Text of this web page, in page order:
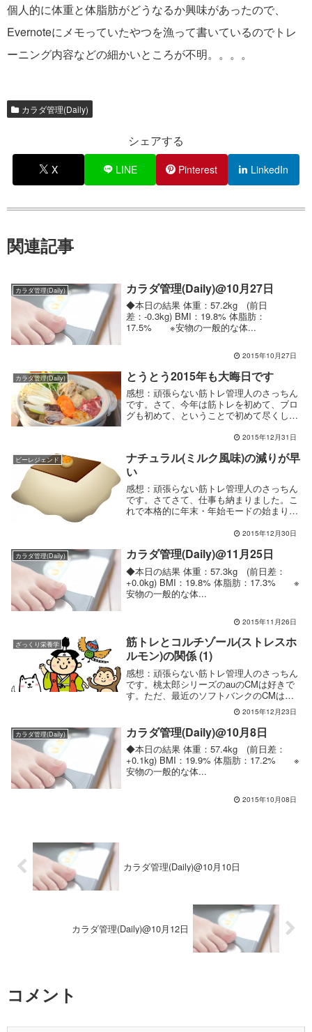
個人的に体重と体脂肪がどうなるか興味があったので、
Evernoteにメモっていたやつを漁って書いているのでトレ
ーニング内容などの細かいところが不明。。。。
カラダ管理(Daily)
シェアする
X LINE Pinterest LinkedIn
関連記事
カラダ管理(Daily) カラダ管理(Daily)@10月27日
◆本日の結果 体重：57.2kg (前日
差：-0.3kg) BMI：19.8% 体脂肪：
17.5% ※安物の一般的な体...
2015年10月27日
カラダ管理(Daily) とうとう2015年も大晦日です
感想：頑張らない筋トレ管理人のさっちん
です。さて、今年は筋トレを初めて、ブロ
グも初めて、ということで初めて尽くしで
2015年12月31日
ビーレジェンド
ナチュラル(ミルク風味)の減りが早
い
感想：頑張らない筋トレ管理人のさっちん
です。さてさて、仕事も納まりました。こ
れで本格的に年末・年始モードの始まりで
2015年12月30日
カラダ管理(Daily) カラダ管理(Daily)@11月25日
◆本日の結果 体重：57.3kg (前日差：
+0.0kg) BMI：19.8% 体脂肪：17.3% ※
安物の一般的な体...
2015年11月26日
ざっくり栄養学
筋トレとコルチゾール(ストレスホ
ルモン)の関係 (1)
感想：頑張らない筋トレ管理人のさっちん
です。桃太郎シリーズのauのCMは好きで
す。ただ、最近のソフトバンクのCMはど
2015年12月23日
カラダ管理(Daily) カラダ管理(Daily)@10月8日
◆本日の結果 体重：57.4kg (前日差：
+0.1kg) BMI：19.9% 体脂肪：17.2% ※
安物の一般的な体...
2015年10月08日
カラダ管理(Daily)@10月10日
カラダ管理(Daily)@10月12日
コメント